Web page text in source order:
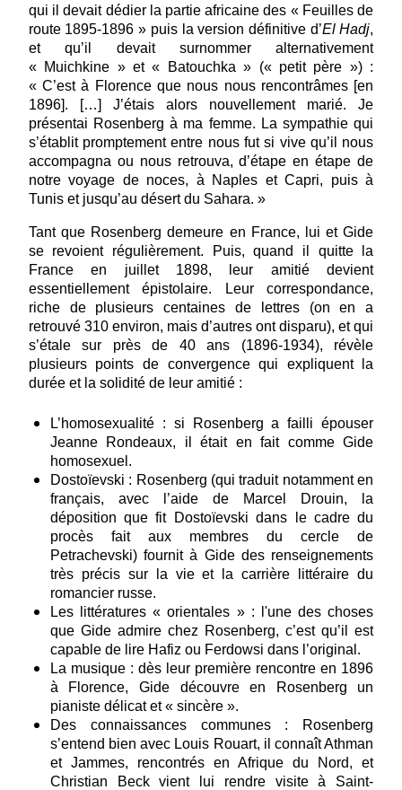
qui il devait dédier la partie africaine des « Feuilles de
route 1895-1896 » puis la version définitive d’ElHadj,
et qu’il devait surnommer alternativement
« Muichkine » et « Batouchka » (« petit père ») :
« C’est à Florence que nous nous rencontrâmes [en
1896]. […] J’étais alors nouvellement marié. Je
présentai Rosenberg à ma femme. La sympathie qui
s’établit promptement entre nous fut si vive qu’il nous
accompagna ou nous retrouva, d’étape en étape de
notre voyage de noces, à Naples et Capri, puis à
Tunis et jusqu’au désert du Sahara. »
Tant que Rosenberg demeure en France, lui et Gide
se revoient régulièrement. Puis, quand il quitte la
France en juillet 1898, leur amitié devient
essentiellement épistolaire. Leur correspondance,
riche de plusieurs centaines de lettres (on en a
retrouvé 310 environ, mais d’autres ont disparu), et qui
s’étale sur près de 40 ans (1896-1934), révèle
plusieurs points de convergence qui expliquent la
durée et la solidité de leur amitié :
L’homosexualité : si Rosenberg a failli épouser
Jeanne Rondeaux, il était en fait comme Gide
homosexuel.
Dostoïevski : Rosenberg (qui traduit notamment en
français, avec l’aide de Marcel Drouin, la
déposition que fit Dostoïevski dans le cadre du
procès fait aux membres du cercle de
Petrachevski) fournit à Gide des renseignements
très précis sur la vie et la carrière littéraire du
romancier russe.
Les littératures « orientales » : l'une des choses
que Gide admire chez Rosenberg, c’est qu’il est
capable de lire Hafiz ou Ferdowsi dans l’original.
La musique : dès leur première rencontre en 1896
à Florence, Gide découvre en Rosenberg un
pianiste délicat et « sincère ».
Des connaissances communes : Rosenberg
s’entend bien avec Louis Rouart, il connaît Athman
et Jammes, rencontrés en Afrique du Nord, et
Christian Beck vient lui rendre visite à Saint-